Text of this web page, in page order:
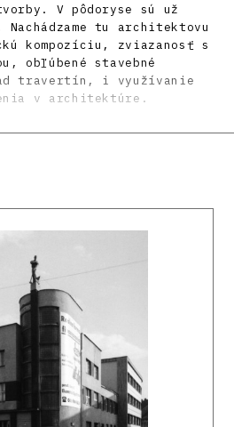
V pôdoryse sú už
Nachádzame tu architektovu
kompozíciu, zviazanosť s
obľúbené stavebné
travertín, i využívanie
v architektúre.
32. (Vyhodnotenie
Emil Belluš, Banská Bystrica
41, 1999, 4, s. 36 –
Architektonické diela 20.
Banská Bystrica.
34, 2000, 1 – 2, s.
Henrieta:
v 20. storočí.
2002. 512 s., tu s. 147,